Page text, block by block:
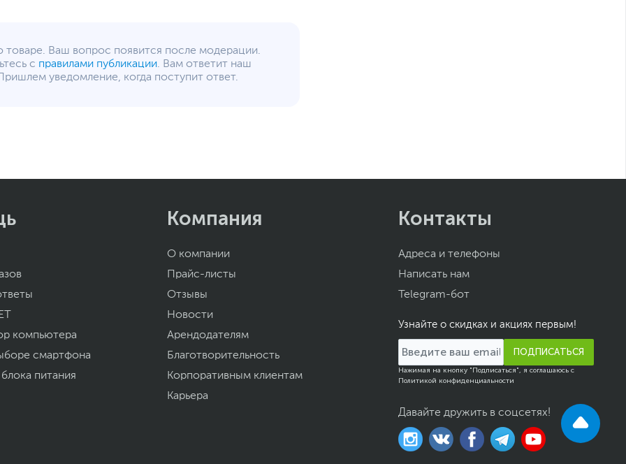
Windows 10 64-разрядная (Bluetooth), macOS 10.12
версии (проводная связь), Android 6.0 или более
товаре. Ваш вопрос появится после модерации.
с правилами публикации. Вам ответит наш
уведомление, когда поступит ответ.
компьютера
смартфона
блока питания
Компания
О компании
Прайс-листы
Отзывы
Новости
Арендодателям
Благотворительность
Корпоративным клиентам
Карьера
Контакты
Адреса и телефоны
Написать нам
Telegram-бот
Узнайте о скидках и акциях первым!
ПОДПИСАТЬСЯ
Нажимая на кнопку "Подписаться", я соглашаюсь с
Политикой конфиденциальности
Давайте дружить в соцсетях!